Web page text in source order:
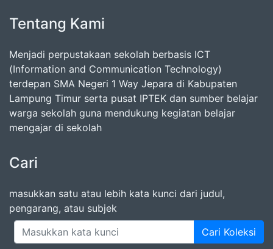
Tentang Kami
Menjadi perpustakaan sekolah berbasis ICT
(Information and Communication Technology)
terdepan SMA Negeri 1 Way Jepara di Kabupaten
Lampung Timur serta pusat IPTEK dan sumber belajar
warga sekolah guna mendukung kegiatan belajar
mengajar di sekolah
Cari
masukkan satu atau lebih kata kunci dari judul,
pengarang, atau subjek
Cari Koleksi